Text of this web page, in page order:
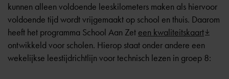
kunnen alleen voldoende leeskilometers maken als hiervoor
voldoende tijd wordt vrijgemaakt op school en thuis. Daarom
heeft het programma School Aan Zet een kwaliteitskaart
ontwikkeld voor scholen. Hierop staat onder andere een
wekelijkse leestijdrichtlijn voor technisch lezen in groep 8: